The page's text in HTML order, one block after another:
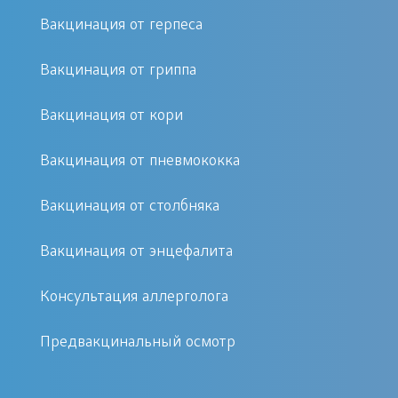
заболеваний и состояний. Среди
основных показаний:
Снижение иммунитета
процессы
Угревые высыпания, кожные
заболевания
Вакцинация от герпеса
Вакцинация от гриппа
Вакцинация от кори
Вакцинация от пневмококка
Вакцинация от столбняка
Вакцинация от энцефалита
Консультация аллерголога
Предвакцинальный осмотр